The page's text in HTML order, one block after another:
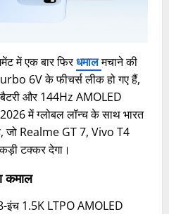
में एक बार फिरधमालमचाने की
6V के फीचर्स लीक हो गए हैं,
और 144Hz AMOLED
में ग्लोबल लॉन्च के साथ भारत
जो Realme GT 7, Vivo T4
टक्कर देगा।
कमाल
1.5K LTPO AMOLED